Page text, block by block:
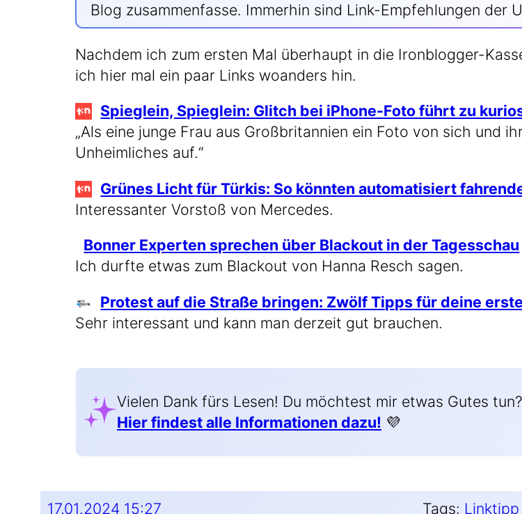
Blog zusam­men­fas­se. Immer­hin sind Link-Empfehlungen der
Nach­dem ich zum ers­ten Mal über­haupt in die Ironblogger-
ich hier mal ein paar Links woan­ders hin.
Spieg­lein, Spieg­lein: Glitch bei iPhone-Foto führt zu
„Als eine jun­ge Frau aus Groß­bri­tan­ni­en ein Foto von sich und
Unheim­li­ches auf.“
Grü­nes Licht für Tür­kis: So könn­ten auto­ma­ti­siert
Inter­es­san­ter Vor­stoß von Mercedes.
Bon­ner Exper­ten spre­chen über Black­out in der Tages­schau
Ich durf­te etwas zum Black­out von Han­na Resch sagen.
Pro­test auf die Stra­ße brin­gen: Zwölf Tipps für dei­ne
Sehr inter­es­sant und kann man der­zeit gut brauchen.
Vie­len Dank fürs Lesen! Du möch­test mir etwas Gutes
Hier fin­dest alle Infor­ma­tio­nen dazu! 💜
17.01.2024 15:27 Tags: Linktipp